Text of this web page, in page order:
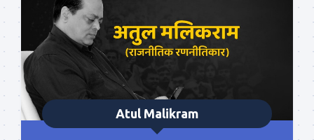
Atul Malikram